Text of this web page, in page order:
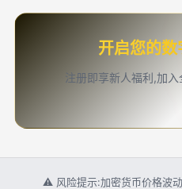
开启您的
注册即享新人福利,加
⚠ 风险提示:加密货币价格波